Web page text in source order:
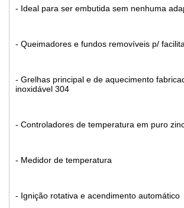
- Ideal para ser embutida sem nenhuma
- Queimadores e fundos removíveis p/
- Grelhas principal e de aquecimento
inoxidável 304
- Controladores de temperatura em puro
- Medidor de temperatura
- Ignição rotativa e acendimento automático